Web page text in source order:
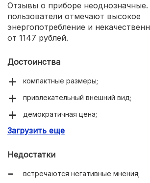
Отзывы о приборе
пользователи отмечают высокое
энергопотребление и
от 1147 рублей.
Достоинства
компактные размеры;
привлекательный внешний вид;
демократичная цена;
3 вкладыша в комплекте.
Загрузить еще
Недостатки
встречаются негативные мнения;